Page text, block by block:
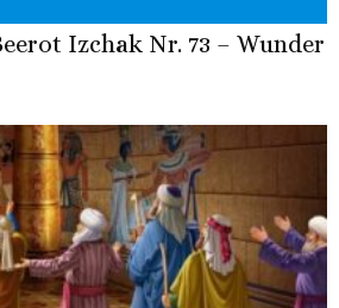
Izchak Nr. 73 – Wunder